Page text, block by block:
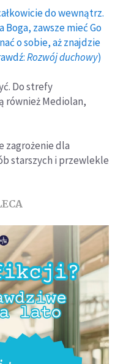
do wewnątrz.
zawsze mieć Go
o sobie, aż znajdzie
Rozwój duchowy)
Do strefy
również Mediolan,
zagrożenie dla
starszych i przewlekle